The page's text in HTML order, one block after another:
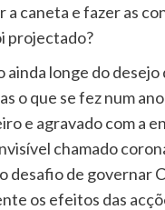
a caneta e fazer as
projectado?
ainda longe do
o que se fez num
e agravado com a
chamado
desafio de governar
os efeitos das